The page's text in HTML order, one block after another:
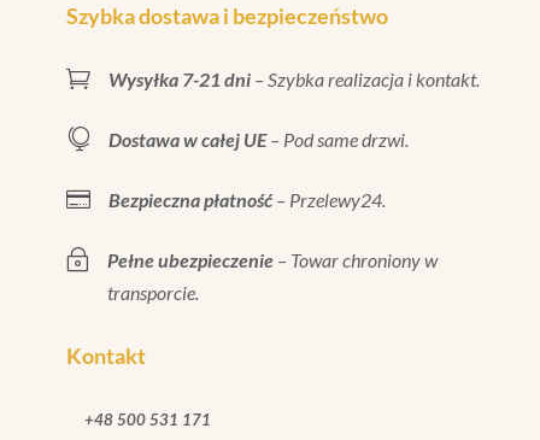
Szybka dostawa i bezpieczeństwo
 Wysyłka 7-21 dni– Szybka realizacja i kontakt.
 Dostawa w całej UE– Pod same drzwi.
 Bezpieczna płatność– Przelewy24.
~ Pełne ubezpieczenie– Towar chroniony w
transporcie.
Kontakt
+48 500 531 171